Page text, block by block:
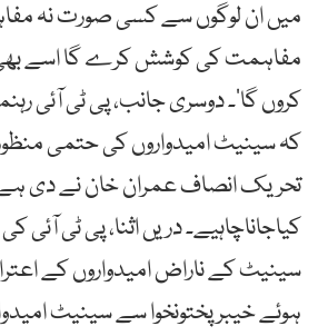
میں ان لوگوں سے کسی صورت نہ
مفاہمت کی کوشش کرے گا اسے بھی
کروں گا‘۔ دوسری جانب، پی ٹی آئی
کہ سینیٹ امیدواروں کی حتمی
تحریک انصاف عمران خان نے دی
کیاجاناچاہیے۔ دریں اثنا، پی ٹی
سینیٹ کے ناراض امیدواروں کے
ہوئے خیبرپختونخوا سے سینیٹ